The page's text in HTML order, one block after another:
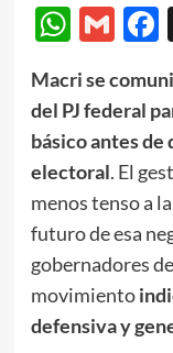
Macri se
del PJ federal
básico antes de
electoral. El
menos tenso a
futuro de esa
gobernadores
movimiento
defensiva y